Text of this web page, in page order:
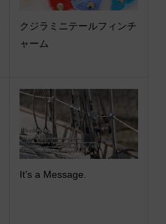
クジラミニテールフィンチ
ャーム
It’s a Message.